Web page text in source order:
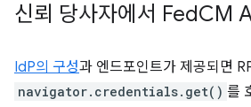
신뢰 당사자에서 FedCM
IdP의 구성과 엔드포인트가 제공되면
navigator.credentials.get() 를